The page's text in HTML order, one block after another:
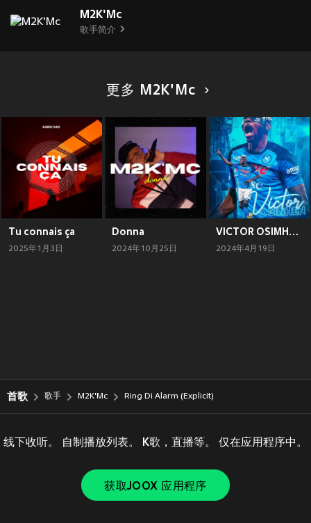
M2K'Mc
歌手简介
更多 M2K'Mc
Tu connais ça
2025年1月3日
Donna
2024年10月25日
VICTOR OSIMHEN (Explicit)
2024年4月19日
首歌 歌手 M2K'Mc Ring Di Alarm (Explicit)
线下收听。 自制播放列表。 K歌，直播等。 仅在应用程序中。
获取JOOX 应用程序